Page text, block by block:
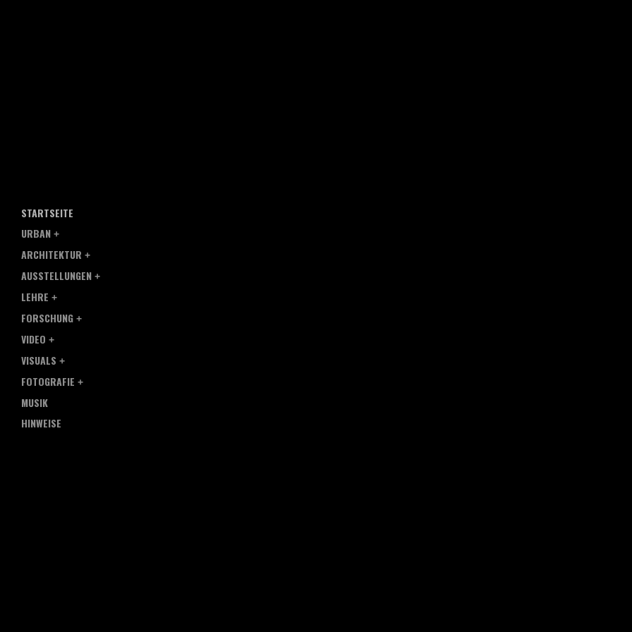
STARTSEITE
URBAN
ARCHITEKTUR
AUSSTELLUNGEN
LEHRE
FORSCHUNG
VIDEO
VISUALS
FOTOGRAFIE
MUSIK
HINWEISE